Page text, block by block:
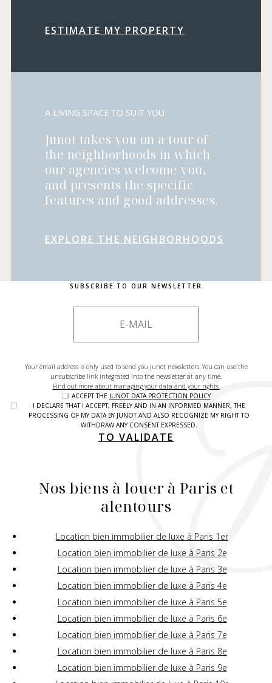
ESTIMATE MY PROPERTY
A LIVING SPACE TO SUIT YOU
Junot takes you on a tour of
the neighborhoods in which
our agencies welcome you,
and presents the specific
features and good addresses.
EXPLORE THE NEIGHBORHOODS
SUBSCRIBE TO OUR NEWSLETTER
Your email address is only used to send you Junot newsletters. You can use the
unsubscribe link integrated into the newsletter at any time.
Find out more about managing your data and your rights.
I ACCEPT THE JUNOT DATA PROTECTION POLICY
I DECLARE THAT I ACCEPT, FREELY AND IN AN INFORMED MANNER, THE
PROCESSING OF MY DATA BY JUNOT AND ALSO RECOGNIZE MY RIGHT TO
WITHDRAW ANY CONSENT EXPRESSED.
TO VALIDATE
Nos biens à louer à Paris et
alentours
Location bien immobilier de luxe à Paris 1er
Location bien immobilier de luxe à Paris 2e
Location bien immobilier de luxe à Paris 3e
Location bien immobilier de luxe à Paris 4e
Location bien immobilier de luxe à Paris 5e
Location bien immobilier de luxe à Paris 6e
Location bien immobilier de luxe à Paris 7e
Location bien immobilier de luxe à Paris 8e
Location bien immobilier de luxe à Paris 9e